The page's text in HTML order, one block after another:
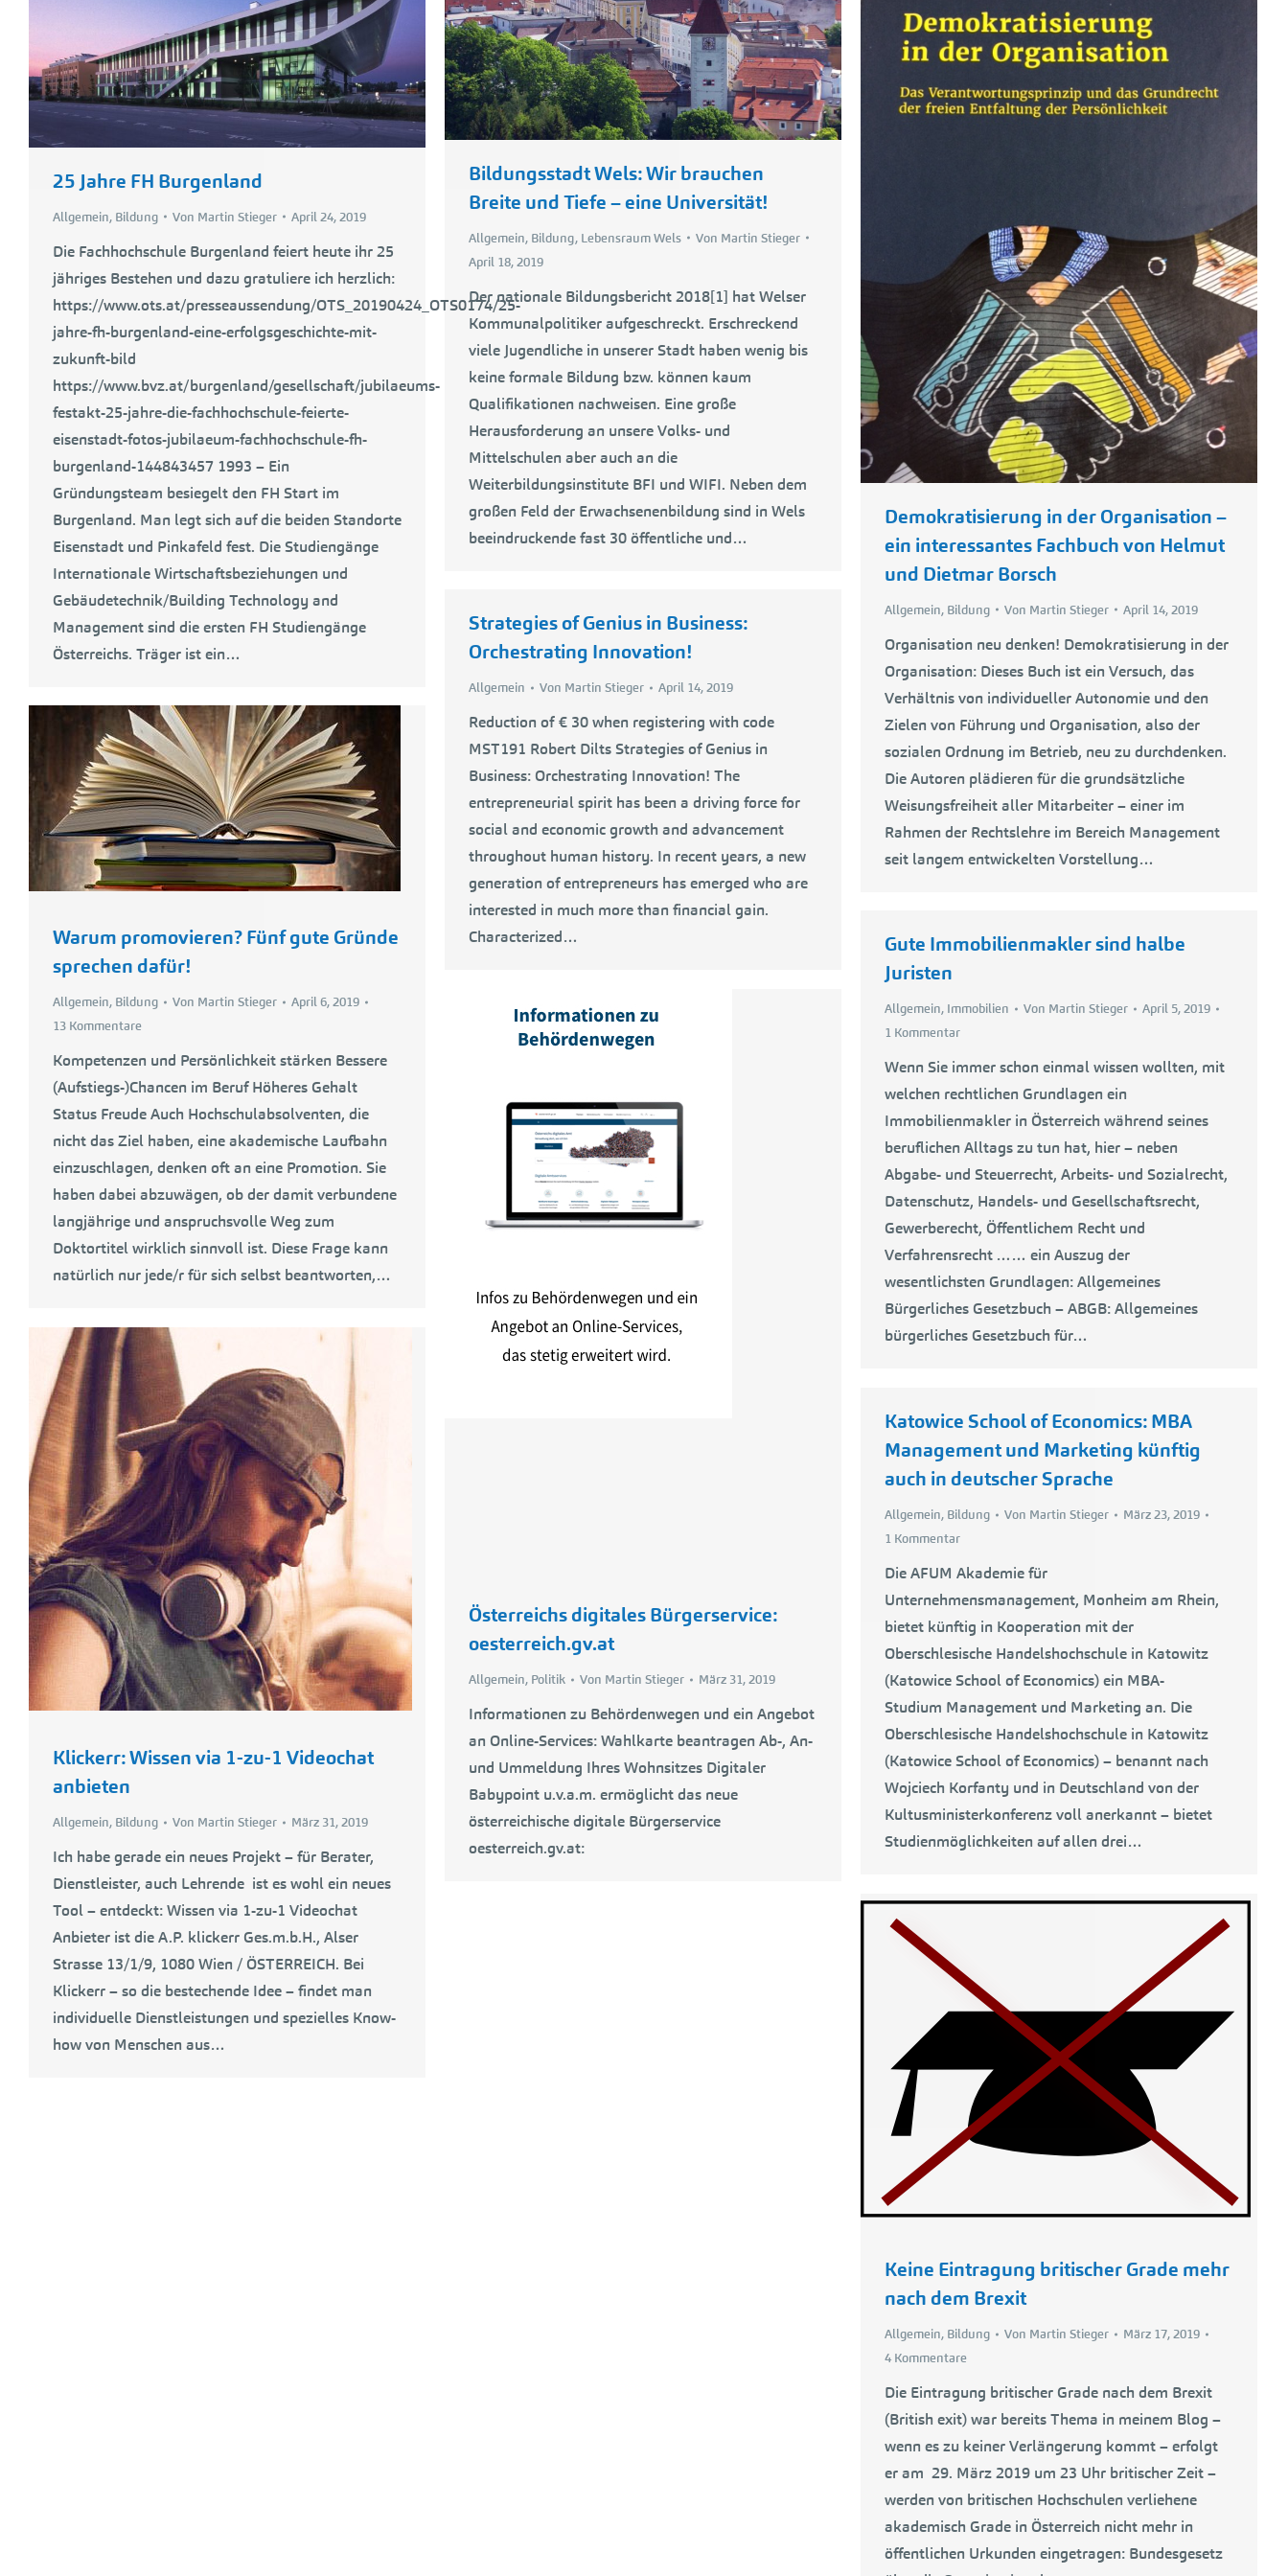
25 Jahre FH Burgenland
Allgemein, Bildung Von Martin Stieger April 24, 2019
Die Fachhochschule Burgenland feiert heute ihr 25
jähriges Bestehen und dazu gratuliere ich herzlich:
https://www.ots.at/presseaussendung/OTS_20190424_OTS0174/25-
jahre-fh-burgenland-eine-erfolgsgeschichte-mit-
zukunft-bild
https://www.bvz.at/burgenland/gesellschaft/jubilaeums-
festakt-25-jahre-die-fachhochschule-feierte-
eisenstadt-fotos-jubilaeum-fachhochschule-fh-
burgenland-144843457 1993 – Ein
Gründungsteam besiegelt den FH Start im
Burgenland. Man legt sich auf die beiden Standorte
Eisenstadt und Pinkafeld fest. Die Studiengänge
Internationale Wirtschaftsbeziehungen und
Gebäudetechnik/Building Technology and
Management sind die ersten FH Studiengänge
Österreichs. Träger ist ein…
Bildungsstadt Wels: Wir brauchen
Breite und Tiefe – eine Universität!
Allgemein, Bildung, Lebensraum Wels Von Martin Stieger
April 18, 2019
Der nationale Bildungsbericht 2018[1] hat Welser
Kommunalpolitiker aufgeschreckt. Erschreckend
viele Jugendliche in unserer Stadt haben wenig bis
keine formale Bildung bzw. können kaum
Qualifikationen nachweisen. Eine große
Herausforderung an unsere Volks- und
Mittelschulen aber auch an die
Weiterbildungsinstitute BFI und WIFI. Neben dem
großen Feld der Erwachsenenbildung sind in Wels
beeindruckende fast 30 öffentliche und…
Demokratisierung in der Organisation –
ein interessantes Fachbuch von Helmut
und Dietmar Borsch
Allgemein, Bildung Von Martin Stieger April 14, 2019
Organisation neu denken! Demokratisierung in der
Organisation: Dieses Buch ist ein Versuch, das
Verhältnis von individueller Autonomie und den
Zielen von Führung und Organisation, also der
sozialen Ordnung im Betrieb, neu zu durchdenken.
Die Autoren plädieren für die grundsätzliche
Weisungsfreiheit aller Mitarbeiter – einer im
Rahmen der Rechtslehre im Bereich Management
seit langem entwickelten Vorstellung…
Strategies of Genius in Business:
Orchestrating Innovation!
Allgemein Von Martin Stieger April 14, 2019
Reduction of € 30 when registering with code
MST191 Robert Dilts Strategies of Genius in
Business: Orchestrating Innovation! The
entrepreneurial spirit has been a driving force for
social and economic growth and advancement
throughout human history. In recent years, a new
generation of entrepreneurs has emerged who are
interested in much more than financial gain.
Characterized…
Warum promovieren? Fünf gute Gründe
sprechen dafür!
Allgemein, Bildung Von Martin Stieger
April 6, 2019
13 Kommentare
Kompetenzen und Persönlichkeit stärken Bessere
(Aufstiegs-)Chancen im Beruf Höheres Gehalt
Status Freude Auch Hochschulabsolventen, die
nicht das Ziel haben, eine akademische Laufbahn
einzuschlagen, denken oft an eine Promotion. Sie
haben dabei abzuwägen, ob der damit verbundene
langjährige und anspruchsvolle Weg zum
Doktortitel wirklich sinnvoll ist. Diese Frage kann
natürlich nur jede/r für sich selbst beantworten,…
Gute Immobilienmakler sind halbe
Juristen
Allgemein, Immobilien Von Martin Stieger
April 5, 2019
1 Kommentar
Wenn Sie immer schon einmal wissen wollten, mit
welchen rechtlichen Grundlagen ein
Immobilienmakler in Österreich während seines
beruflichen Alltags zu tun hat, hier – neben
Abgabe- und Steuerrecht, Arbeits- und Sozialrecht,
Datenschutz, Handels- und Gesellschaftsrecht,
Gewerberecht, Öffentlichem Recht und
Verfahrensrecht …… ein Auszug der
wesentlichsten Grundlagen: Allgemeines
Bürgerliches Gesetzbuch – ABGB: Allgemeines
bürgerliches Gesetzbuch für…
Österreichs digitales Bürgerservice:
oesterreich.gv.at
Allgemein, Politik Von Martin Stieger März 31, 2019
Informationen zu Behördenwegen und ein Angebot
an Online-Services: Wahlkarte beantragen Ab-, An-
und Ummeldung Ihres Wohnsitzes Digitaler
Babypoint u.v.a.m. ermöglicht das neue
österreichische digitale Bürgerservice
oesterreich.gv.at:
Klickerr: Wissen via 1-zu-1 Videochat
anbieten
Allgemein, Bildung Von Martin Stieger März 31, 2019
Ich habe gerade ein neues Projekt – für Berater,
Dienstleister, auch Lehrende ist es wohl ein neues
Tool – entdeckt: Wissen via 1-zu-1 Videochat
Anbieter ist die A.P. klickerr Ges.m.b.H., Alser
Strasse 13/1/9, 1080 Wien / ÖSTERREICH. Bei
Klickerr – so die bestechende Idee – findet man
individuelle Dienstleistungen und spezielles Know-
how von Menschen aus…
Katowice School of Economics: MBA
Management und Marketing künftig
auch in deutscher Sprache
Allgemein, Bildung Von Martin Stieger
März 23, 2019
1 Kommentar
Die AFUM Akademie für
Unternehmensmanagement, Monheim am Rhein,
bietet künftig in Kooperation mit der
Oberschlesische Handelshochschule in Katowitz
(Katowice School of Economics) ein MBA-
Studium Management und Marketing an. Die
Oberschlesische Handelshochschule in Katowitz
(Katowice School of Economics) – benannt nach
Wojciech Korfanty und in Deutschland von der
Kultusministerkonferenz voll anerkannt – bietet
Studienmöglichkeiten auf allen drei…
Keine Eintragung britischer Grade mehr
nach dem Brexit
Allgemein, Bildung Von Martin Stieger
März 17, 2019
4 Kommentare
Die Eintragung britischer Grade nach dem Brexit
(British exit) war bereits Thema in meinem Blog –
wenn es zu keiner Verlängerung kommt – erfolgt
er am 29. März 2019 um 23 Uhr britischer Zeit –
werden von britischen Hochschulen verliehene
akademisch Grade in Österreich nicht mehr in
öffentlichen Urkunden eingetragen: Bundesgesetz